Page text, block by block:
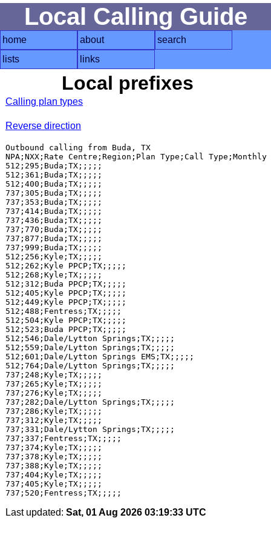
Local Calling Guide
home about
search
lists
links
Local prefixes
Calling plan types
Reverse direction
Outbound calling from Buda, TX
NPA;NXX;Rate Centre;Region;Plan Type;Call
512;295;Buda;TX;;;;;
512;361;Buda;TX;;;;;
512;400;Buda;TX;;;;;
737;305;Buda;TX;;;;;
737;353;Buda;TX;;;;;
737;414;Buda;TX;;;;;
737;436;Buda;TX;;;;;
737;770;Buda;TX;;;;;
737;877;Buda;TX;;;;;
737;999;Buda;TX;;;;;
512;256;Kyle;TX;;;;;
512;262;Kyle PPCP;TX;;;;;
512;268;Kyle;TX;;;;;
512;312;Buda PPCP;TX;;;;;
512;405;Kyle PPCP;TX;;;;;
512;449;Kyle PPCP;TX;;;;;
512;488;Fentress;TX;;;;;
512;504;Kyle PPCP;TX;;;;;
512;523;Buda PPCP;TX;;;;;
512;546;Dale/Lytton Springs;TX;;;;;
512;559;Dale/Lytton Springs;TX;;;;;
512;601;Dale/Lytton Springs EMS;TX;;;;;
512;764;Dale/Lytton Springs;TX;;;;;
737;248;Kyle;TX;;;;;
737;265;Kyle;TX;;;;;
737;276;Kyle;TX;;;;;
737;282;Dale/Lytton Springs;TX;;;;;
737;286;Kyle;TX;;;;;
737;312;Kyle;TX;;;;;
737;331;Dale/Lytton Springs;TX;;;;;
737;337;Fentress;TX;;;;;
737;374;Kyle;TX;;;;;
737;378;Kyle;TX;;;;;
737;388;Kyle;TX;;;;;
737;404;Kyle;TX;;;;;
737;405;Kyle;TX;;;;;
Last updated: Sat, 01 Aug 2026 03:19:33 UTC